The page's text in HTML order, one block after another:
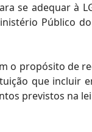
se adequar à
Público
o propósito
que incluir
previstos na